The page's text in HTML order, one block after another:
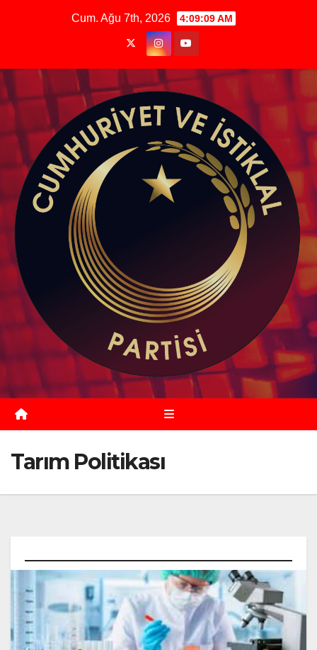
Cum. Ağu 7th, 2026 4:09:09 AM
Tarım Politikası